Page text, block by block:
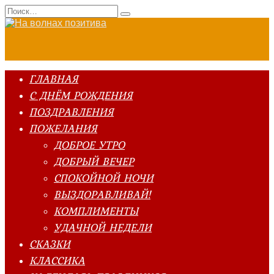
Перейти
к
Search
for:
ГЛАВНАЯ
С ДНЁМ РОЖДЕНИЯ
ПОЗДРАВЛЕНИЯ
ПОЖЕЛАНИЯ
ДОБРОЕ УТРО
ДОБРЫЙ ВЕЧЕР
СПОКОЙНОЙ НОЧИ
ВЫЗДОРАВЛИВАЙ!
КОМПЛИМЕНТЫ
УДАЧНОЙ НЕДЕЛИ
СКАЗКИ
КЛАССИКА